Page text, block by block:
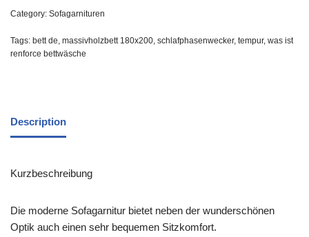
Category: Sofagarnituren
Tags: bett de, massivholzbett 180x200, schlafphasenwecker, tempur, was ist
renforce bettwäsche
Description
Kurzbeschreibung
Die moderne Sofagarnitur bietet neben der wunderschönen
Optik auch einen sehr bequemen Sitzkomfort.